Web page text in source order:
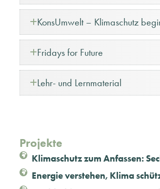
KonsUmwelt – Klimaschutz
Fridays for Future
Lehr- und Lernmaterial
Projekte
Klimaschutz zum Anfassen:
Energie verstehen, Klima